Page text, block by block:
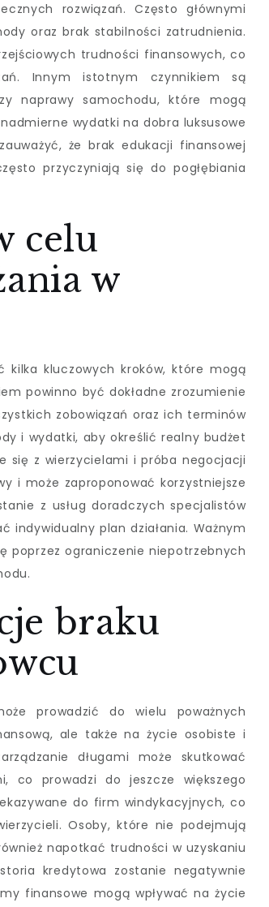
rozwiązań. Często głównymi
oraz brak stabilności zatrudnienia.
trudności finansowych, co
Innym istotnym czynnikiem są
naprawy samochodu, które mogą
wydatki na dobra luksusowe
że brak edukacji finansowej
przyczyniają się do pogłębiania
celu
w
kilka kluczowych kroków, które mogą
powinno być dokładne zrozumienie
zobowiązań oraz ich terminów
i wydatki, aby określić realny budżet
się z wierzycielami i próba negocjacji
i może zaproponować korzystniejsze
z usług doradczych specjalistów
indywidualny plan działania. Ważnym
poprzez ograniczenie niepotrzebnych
braku
prowadzić do wielu poważnych
ale także na życie osobiste i
długami może skutkować
co prowadzi do jeszcze większego
do firm windykacyjnych, co
Osoby, które nie podejmują
napotkać trudności w uzyskaniu
kredytowa zostanie negatywnie
finansowe mogą wpływać na życie